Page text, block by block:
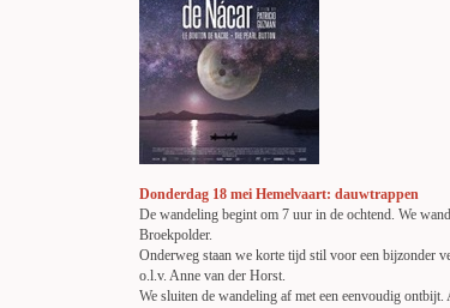
Donderdag 18 mei Hemelvaart: dauwtrappen
De wandeling begint om 7 uur in de ochtend. We
Broekpolder.
Onderweg staan we korte tijd stil voor een bijzonder
o.l.v. Anne van der Horst.
We sluiten de wandeling af met een eenvoudig ontbijt.